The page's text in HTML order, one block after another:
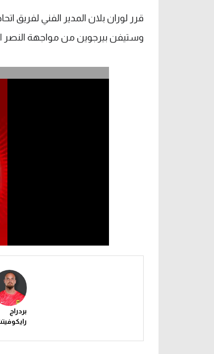
قرر لوران بلان المدير الفني لفريق
وستيفن بيرجوين من مواجهة النصر
بردراج